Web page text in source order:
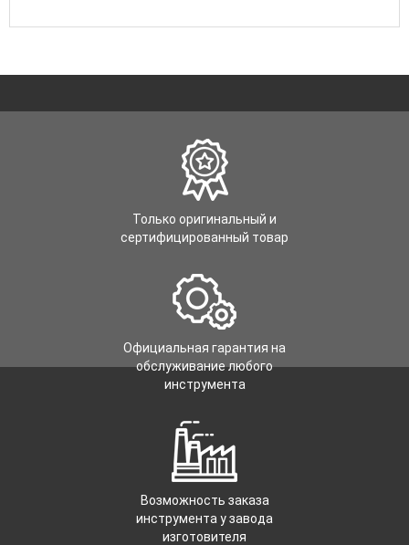
Только оригинальный и
сертифицированный товар
Официальная гарантия на
обслуживание любого
инструмента
Возможность заказа
инструмента у завода
изготовителя